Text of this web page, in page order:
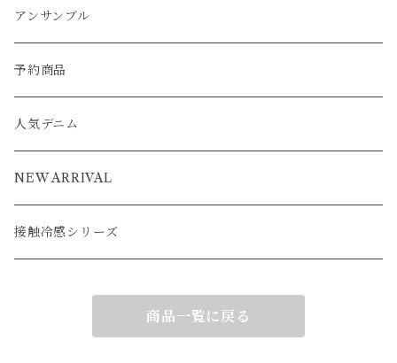
カーディガン
アウター
ジャケット
ベスト
ジャケット
アンサンブル
ワンピース
ベスト
カーディガン
ブルゾン
カーディガン
パーカー
ワンピース
ベスト
ポンチョ
アウター
ブルゾン
ジャケット
コート
ベスト
アンサンブル
予約商品
人気デニム
NEW ARRIVAL
接触冷感シリーズ
商品一覧に戻る